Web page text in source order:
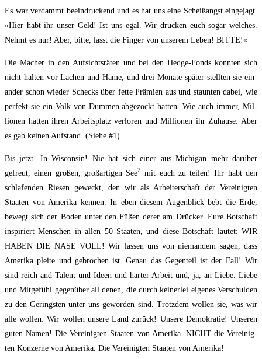
Es war ver­dammt beein­dru­ckend und es hat uns eine Scheiß­angst ein­ge­jagt.
»Hier habt ihr un­ser Geld! Ist uns egal. Wir dru­cken euch sogar wel­ches.
Nehmt es nur! Aber, bit­te, lasst die Fin­ger von unse­rem Leben! BITTE!«
Die Macher in den Auf­sichts­rä­ten und bei den Hedge-Fonds konn­ten sich
nicht hal­ten vor Lachen und Häme, und drei Mona­te spä­ter stell­ten sie ein­
an­der schon wie­der Schecks über fet­te Prä­mi­en aus und staun­ten dabei, wie
per­fekt sie ein Volk von Dum­men abge­zockt hat­ten. Wie auch immer, Mil­
lio­nen hat­ten ihren Arbeits­platz ver­lo­ren und Mil­lio­nen ihr Zuhau­se. Aber
es gab kei­nen Auf­stand. (Sie­he #1)
Bis jetzt. In Wis­con­sin! Nie hat sich einer aus Michi­gan mehr dar­über
gefreut, einen gro­ßen, groß­ar­ti­gen See2
mit euch zu tei­len! Ihr habt den
schla­fen­den Rie­sen geweckt, den wir als Arbei­ter­schaft der Ver­ei­nig­ten
Staa­ten von Ame­ri­ka ken­nen. In eben die­sem Augen­blick bebt die Erde,
bewegt sich der Boden unter den Füßen derer am Drü­cker. Eure Bot­schaft
inspi­riert Men­schen in allen 50 Staa­ten, und die­se Bot­schaft lau­tet: WIR
HABEN DIE NASE VOLL! Wir las­sen uns von nie­man­dem sagen, dass
Ame­ri­ka plei­te und gebro­chen ist. Genau das Gegen­teil ist der Fall! Wir
sind reich and Talent und Ideen und har­ter Arbeit und, ja, an Lie­be. Lie­be
und Mit­ge­fühl gegen­über all denen, die durch kei­ner­lei ei­ge­nes Ver­schul­den
zu den Gerings­ten unter uns gewor­den sind. Trotz­dem wol­len sie, was wir
alle wol­len: Wir wol­len unse­re Land zurück! Unse­re Demo­kra­tie! Unse­ren
guten Namen! Die Ver­ei­nig­ten Staa­ten von Ame­ri­ka. NICHT die Ver­ei­nig­
ten Kon­zer­ne von Ame­ri­ka. Die Ver­ei­nig­ten Staa­ten von Amerika!